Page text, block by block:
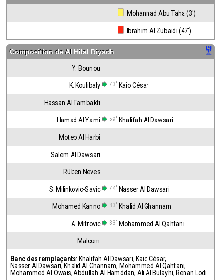
Mohannad Abu Taha (3')
Ibrahim Al Zubaidi (47')
Composition deAl Hilal Riyadh
Y. Bounou
K. Koulibaly 73' Kaio César
Hassan Al Tambakti
Hamad Al Yami 59' Khalifah Al Dawsari
Moteb Al Harbi
Salem Al Dawsari
Rúben Neves
S. Milinkovic-Savic 74' Nasser Al Dawsari
Mohamed Kanno 83' Khalid Al Ghannam
A. Mitrovic 83' Mohammed Al Qahtani
Malcom
Banc des remplaçants: Khalifah Al Dawsari, Kaio César,
Nasser Al Dawsari, Khalid Al Ghannam, Mohammed Al Qahtani,
Mohammed Al Owais, Abdullah Al Hamddan, Ali Al Bulayhi, Renan Lodi